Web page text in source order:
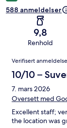
588 anmeldelser
9,8
Renhold
Verifisert anmeldelse
10/10 –
7. mars 2026
Oversett med
Excellent staff;
the location was